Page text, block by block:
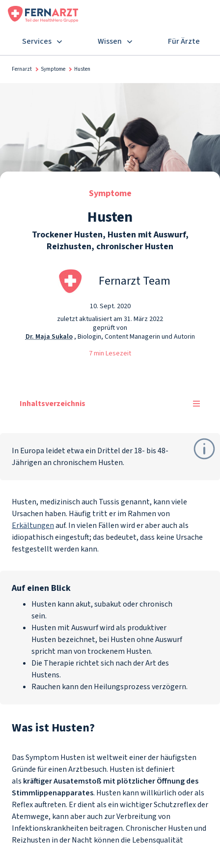
Services Wissen Für Ärzte
Fernarzt Symptome Husten
Symptome
Husten
Trockener Husten, Husten mit Auswurf,
Reizhusten, chronischer Husten
Fernarzt Team
10. Sept. 2020
zuletzt aktualisiert am 31. März 2022
geprüft von
Dr. Maja Sukalo, Biologin, Content Managerin und Autorin
7 min Lesezeit
Inhaltsverzeichnis
In Europa leidet etwa ein Drittel der 18- bis 48-
Jährigen an chronischem Husten.
Husten, medizinisch auch Tussis genannt, kann viele
Ursachen haben. Häufig tritt er im Rahmen von
Erkältungenauf. In vielen Fällen wird er aber auch als
idiopathisch eingestuft; das bedeutet, dass keine Ursache
festgestellt werden kann.
Auf einen Blick
Husten kann akut, subakut oder chronisch
sein.
Husten mit Auswurf wird als produktiver
Husten bezeichnet, bei Husten ohne Auswurf
spricht man von trockenem Husten.
Die Therapie richtet sich nach der Art des
Hustens.
Rauchen kann den Heilungsprozess verzögern.
Was ist Husten?
Das Symptom Husten ist weltweit einer der häufigsten
Gründe für einen Arztbesuch. Husten ist definiert
als kräftiger Ausatemstoß mit plötzlicher Öffnung des
Stimmlippenapparates. Husten kann willkürlich oder als
Reflex auftreten. Er dient als ein wichtiger Schutzreflex der
Atemwege, kann aber auch zur Verbreitung von
Infektionskrankheiten beitragen. Chronischer Husten und
Reizhusten in der Nacht können die Lebensqualität